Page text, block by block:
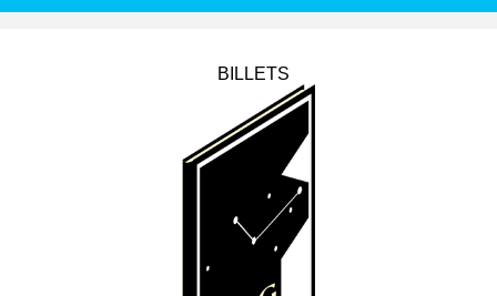
BILLETS